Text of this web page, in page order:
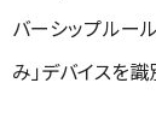
バーシップルー
み」デバイスを識